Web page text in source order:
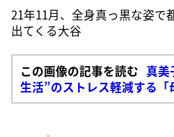
21年11月、全身真っ黒な姿で
出てくる大谷
この画像の記事を読む 真
生活”のストレス軽減する「